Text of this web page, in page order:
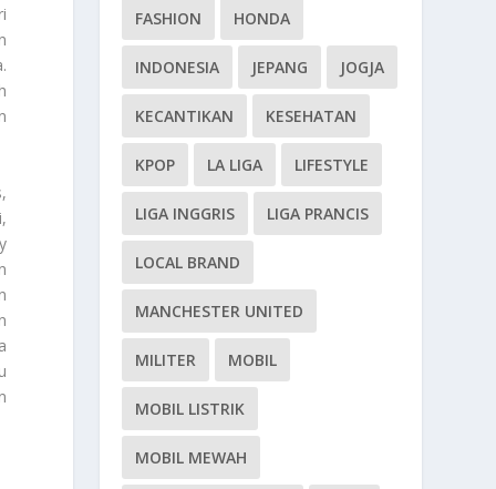
,
FASHION HONDA
INDONESIA JEPANG JOGJA
KECANTIKAN KESEHATAN
KPOP LA LIGA LIFESTYLE
LIGA INGGRIS LIGA PRANCIS
LOCAL BRAND
MANCHESTER UNITED
MILITER MOBIL
MOBIL LISTRIK
MOBIL MEWAH